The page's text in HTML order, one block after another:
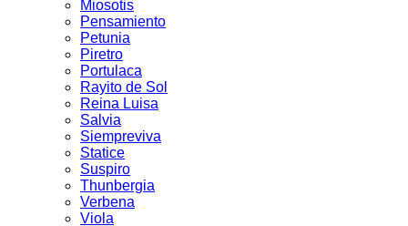
Miosotis
Pensamiento
Petunia
Piretro
Portulaca
Rayito de Sol
Reina Luisa
Salvia
Siempreviva
Statice
Suspiro
Thunbergia
Verbena
Viola